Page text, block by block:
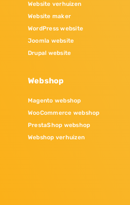
Website verhuizen
Website maker
WordPress website
Joomla website
Drupal website
Webshop
Magento webshop
WooCommerce webshop
PrestaShop webshop
Webshop verhuizen